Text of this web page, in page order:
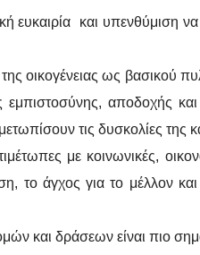
ευκαιρία και υπενθύμιση
οικογένειας ως βασικού
εμπιστοσύνης, αποδοχής
τις δυσκολίες της
με κοινωνικές,
άγχος για το μέλλον
και δράσεων είναι πιο